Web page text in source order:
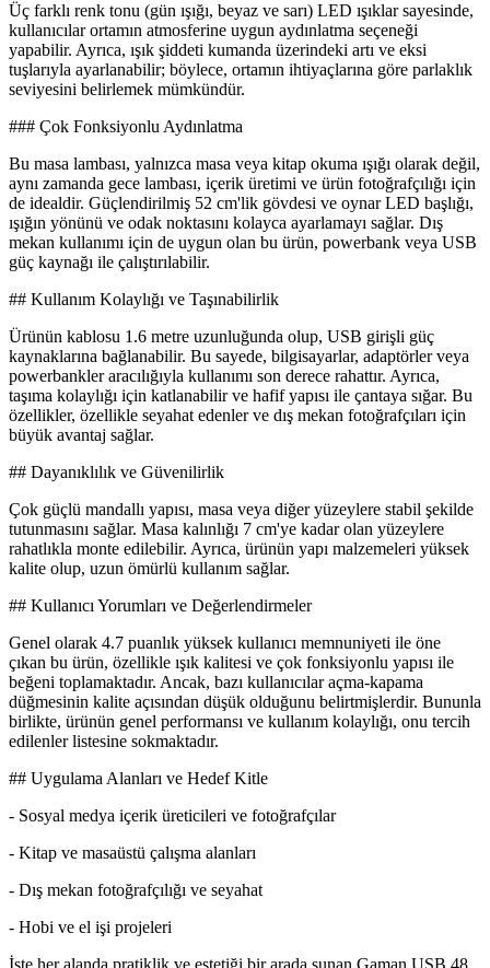
Üç farklı renk tonu (gün ışığı, beyaz ve sarı) LED ışıklar sayesinde,
kullanıcılar ortamın atmosferine uygun aydınlatma seçeneği
yapabilir. Ayrıca, ışık şiddeti kumanda üzerindeki artı ve eksi
tuşlarıyla ayarlanabilir; böylece, ortamın ihtiyaçlarına göre parlaklık
seviyesini belirlemek mümkündür.
### Çok Fonksiyonlu Aydınlatma
Bu masa lambası, yalnızca masa veya kitap okuma ışığı olarak değil,
aynı zamanda gece lambası, içerik üretimi ve ürün fotoğrafçılığı için
de idealdir. Güçlendirilmiş 52 cm'lik gövdesi ve oynar LED başlığı,
ışığın yönünü ve odak noktasını kolayca ayarlamayı sağlar. Dış
mekan kullanımı için de uygun olan bu ürün, powerbank veya USB
güç kaynağı ile çalıştırılabilir.
## Kullanım Kolaylığı ve Taşınabilirlik
Ürünün kablosu 1.6 metre uzunluğunda olup, USB girişli güç
kaynaklarına bağlanabilir. Bu sayede, bilgisayarlar, adaptörler veya
powerbankler aracılığıyla kullanımı son derece rahattır. Ayrıca,
taşıma kolaylığı için katlanabilir ve hafif yapısı ile çantaya sığar. Bu
özellikler, özellikle seyahat edenler ve dış mekan fotoğrafçıları için
büyük avantaj sağlar.
## Dayanıklılık ve Güvenilirlik
Çok güçlü mandallı yapısı, masa veya diğer yüzeylere stabil şekilde
tutunmasını sağlar. Masa kalınlığı 7 cm'ye kadar olan yüzeylere
rahatlıkla monte edilebilir. Ayrıca, ürünün yapı malzemeleri yüksek
kalite olup, uzun ömürlü kullanım sağlar.
## Kullanıcı Yorumları ve Değerlendirmeler
Genel olarak 4.7 puanlık yüksek kullanıcı memnuniyeti ile öne
çıkan bu ürün, özellikle ışık kalitesi ve çok fonksiyonlu yapısı ile
beğeni toplamaktadır. Ancak, bazı kullanıcılar açma-kapama
düğmesinin kalite açısından düşük olduğunu belirtmişlerdir. Bununla
birlikte, ürünün genel performansı ve kullanım kolaylığı, onu tercih
edilenler listesine sokmaktadır.
## Uygulama Alanları ve Hedef Kitle
- Sosyal medya içerik üreticileri ve fotoğrafçılar
- Kitap ve masaüstü çalışma alanları
- Dış mekan fotoğrafçılığı ve seyahat
- Hobi ve el işi projeleri